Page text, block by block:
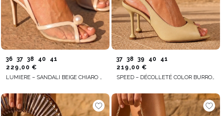
36 37 38 40
41
229,00 €
LUMIERE – SANDALI BEIGE CHIARO CON PERLA DECORATIVA
37 38 39 40
41
219,00 €
SPEED – DÉCOLLETÉ COLOR BURRO CON TACCO SOTTILE E STRUTTURA STABILE